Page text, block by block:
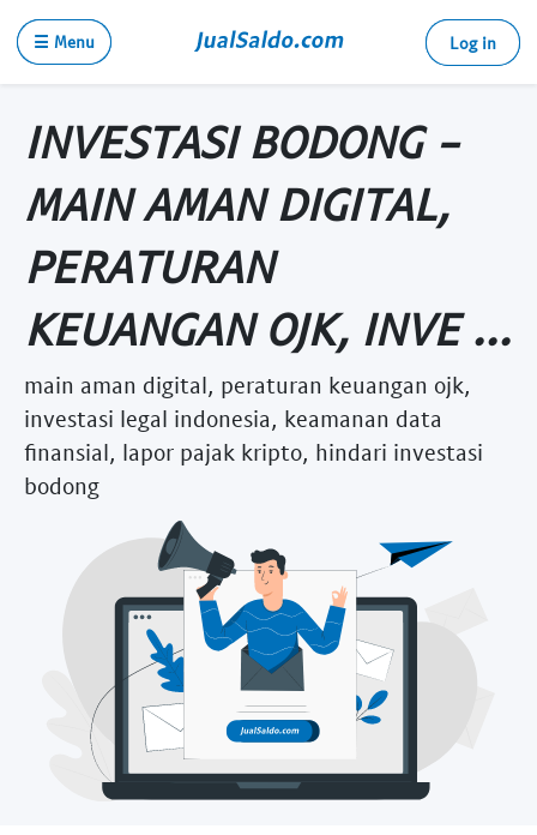
☰ Menu Log in
INVESTASI BODONG -
MAIN AMAN DIGITAL,
PERATURAN
KEUANGAN OJK, INVE ...
main aman digital, peraturan keuangan ojk,
investasi legal indonesia, keamanan data
finansial, lapor pajak kripto, hindari investasi
bodong